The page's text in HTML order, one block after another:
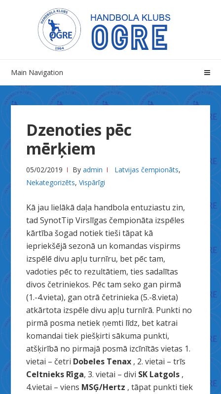
navigation
content
Main Navigation
Dzenoties pēc
mērķiem
05/02/2019 Byadmin Latvijas čempionāts,
Nekategorizēts,Vispārīgi
Kā jau lielākā daļa handbola entuziastu zin,
tad SynotTip Virslīgas čempionāta izspēles
kārtība šogad notiek tieši tāpat kā
iepriekšējā sezonā un komandas vispirms
izspēlē divu apļu turnīru, bet pēc tam,
vadoties pēc to rezultātiem, ties sadalītas
divos četriniekos. Pēc tam seko gan pirmā
(1.-4.vieta), gan otrā četrinieka (5.-8.vieta)
atkārtota izspēle divu apļu turnīrā. Punkti no
pirmā posma netiek ņemti līdz, bet katrai
komandai tiek piešķirti sākuma punkti,
atšķirībā no pirmajā posmā izcīnītās vietas 1.
vietai – četri Dobeles Tenax , 2. vietai – trīs
Celtnieks Rīga, 3. vietai – divi SK Latgols ,
4.vietai – viens MSĢ/Hertz , tāpat punkti tiek